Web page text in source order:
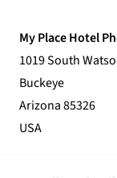
My Place Hotel
1019 South
Buckeye
Arizona 85326
USA